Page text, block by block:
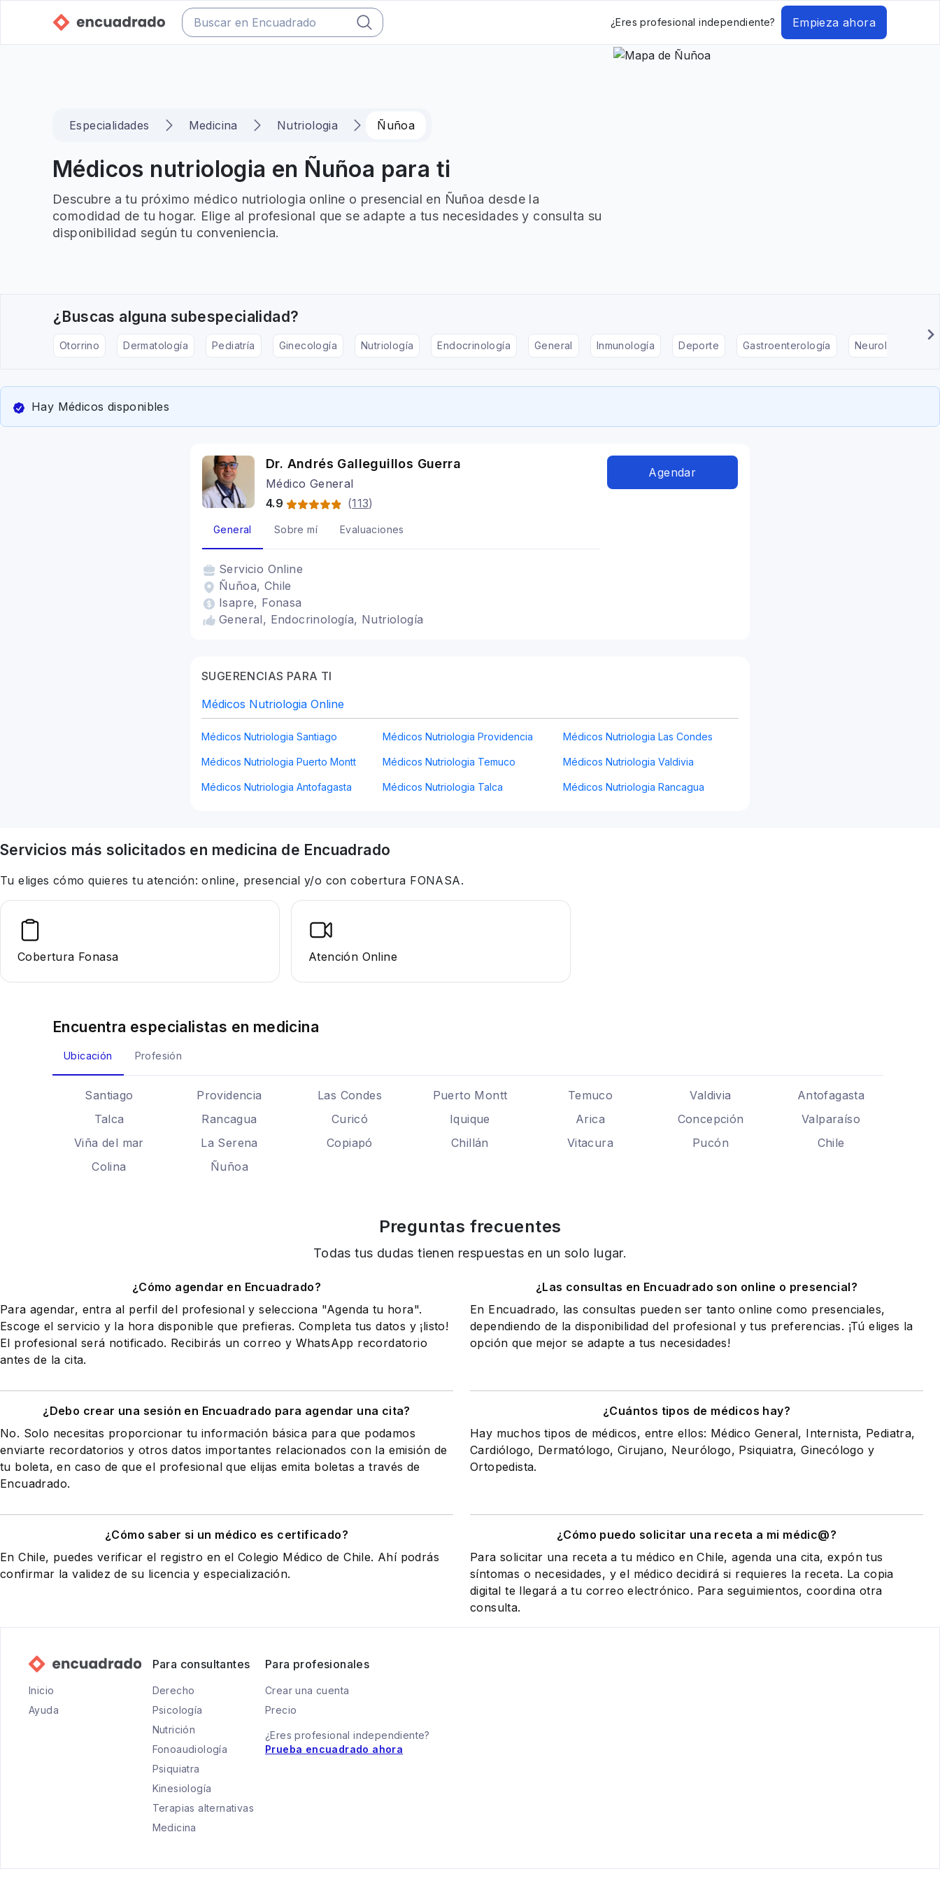
¿Eres profesional independiente? Empieza ahora
Especialidades Medicina Nutriologia Ñuñoa
Médicos nutriologia en Ñuñoa para ti
Descubre a tu próximo médico nutriologia online o presencial en Ñuñoa desde la
comodidad de tu hogar. Elige al profesional que se adapte a tus necesidades y consulta su
disponibilidad según tu conveniencia.
¿Buscas alguna subespecialidad?
Otorrino Dermatología Pediatría Ginecología Nutriología Endocrinología General Inmunología Deporte Gastroenterología Neurología
Hay Médicos disponibles
Dr. Andrés Galleguillos Guerra
Médico General
4.9
(113)
General Sobre mí Evaluaciones
Servicio Online
Ñuñoa, Chile
Isapre, Fonasa
General, Endocrinología, Nutriología
Agendar
SUGERENCIAS PARA TI
Médicos Nutriologia Online
Médicos Nutriologia Santiago Médicos Nutriologia Providencia Médicos Nutriologia Las Condes
Médicos Nutriologia Puerto Montt Médicos Nutriologia Temuco Médicos Nutriologia Valdivia
Médicos Nutriologia Antofagasta Médicos Nutriologia Talca Médicos Nutriologia Rancagua
Servicios más solicitados en medicina de Encuadrado
Tu eliges cómo quieres tu atención: online, presencial y/o con cobertura FONASA.
Cobertura Fonasa Atención Online
Encuentra especialistas en medicina
Ubicación Profesión
Santiago Providencia Las Condes Puerto Montt Temuco Valdivia
Antofagasta
Talca
Rancagua Curicó Iquique Arica Concepción
Valparaíso
Viña del mar
La Serena Copiapó Chillán Vitacura Pucón
Chile
Colina
Ñuñoa
Preguntas frecuentes
Todas tus dudas tienen respuestas en un solo lugar.
¿Cómo agendar en Encuadrado?
Para agendar, entra al perfil del profesional y selecciona "Agenda tu hora".
Escoge el servicio y la hora disponible que prefieras. Completa tus datos y ¡listo!
El profesional será notificado. Recibirás un correo y WhatsApp recordatorio
antes de la cita.
¿Las consultas en Encuadrado son online o presencial?
En Encuadrado, las consultas pueden ser tanto online como presenciales,
dependiendo de la disponibilidad del profesional y tus preferencias. ¡Tú eliges la
opción que mejor se adapte a tus necesidades!
¿Debo crear una sesión en Encuadrado para agendar una cita?
No. Solo necesitas proporcionar tu información básica para que podamos
enviarte recordatorios y otros datos importantes relacionados con la emisión de
tu boleta, en caso de que el profesional que elijas emita boletas a través de
Encuadrado.
¿Cuántos tipos de médicos hay?
Hay muchos tipos de médicos, entre ellos: Médico General, Internista, Pediatra,
Cardiólogo, Dermatólogo, Cirujano, Neurólogo, Psiquiatra, Ginecólogo y
Ortopedista.
¿Cómo saber si un médico es certificado?
En Chile, puedes verificar el registro en el Colegio Médico de Chile. Ahí podrás
confirmar la validez de su licencia y especialización.
¿Cómo puedo solicitar una receta a mi médic@?
Para solicitar una receta a tu médico en Chile, agenda una cita, expón tus
síntomas o necesidades, y el médico decidirá si requieres la receta. La copia
digital te llegará a tu correo electrónico. Para seguimientos, coordina otra
consulta.
Inicio
Ayuda
Para consultantes
Derecho
Psicología
Nutrición
Fonoaudiología
Psiquiatra
Kinesiología
Terapias alternativas
Medicina
Para profesionales
Crear una cuenta
Precio
¿Eres profesional independiente?
Prueba encuadrado ahora